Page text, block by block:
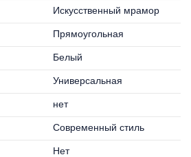
Искусственный мрамор
Прямоугольная
Белый
Универсальная
нет
Современный стиль
Нет